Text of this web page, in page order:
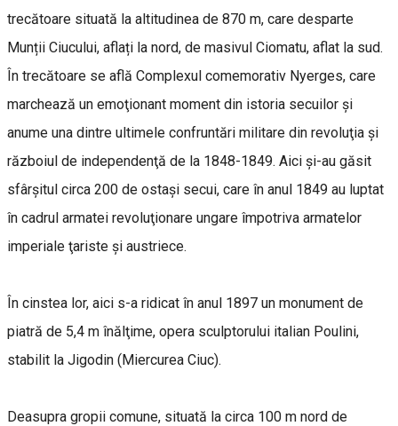
trecătoare situată la altitudinea de 870 m, care desparte
Munții Ciucului, aflați la nord, de masivul Ciomatu, aflat la sud.
În trecătoare se află Complexul comemorativ Nyerges, care
marchează un emoţionant moment din istoria secuilor și
anume una dintre ultimele confruntări militare din revoluţia şi
războiul de independenţă de la 1848-1849. Aici şi-au găsit
sfârşitul circa 200 de ostași secui, care în anul 1849 au luptat
în cadrul armatei revoluţionare ungare împotriva armatelor
imperiale ţariste şi austriece.
În cinstea lor, aici s-a ridicat în anul 1897 un monument de
piatră de 5,4 m înălţime, opera sculptorului italian Poulini,
stabilit la Jigodin (Miercurea Ciuc).
Deasupra gropii comune, situată la circa 100 m nord de